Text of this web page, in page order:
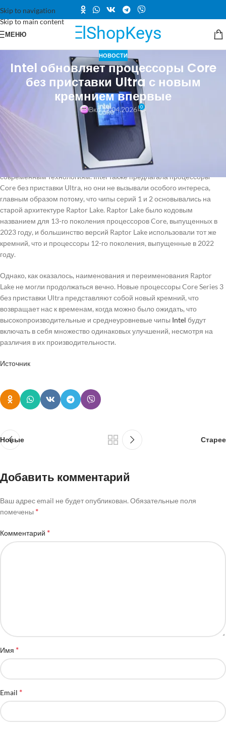
Skip to navigation
Skip to main content
МЕНЮ
НОВОСТИ
Intel обновляет процессоры Core
без приставки Ultra с новым
кремнием впервые
Вкл 17.04.2026 0
Процессоры Core Ultra для ноутбуков от Intel стали флагманами
компании после того, как несколько лет назад была прекращена
старая схема наименования поколений и маркировка i3/i5/i7/i9.
Процессоры серий Core Ultra Series 1, Series 2 и Series 3 обладают
новыми архитектурами CPU и GPU, а также производятся по более
современным технологиям. Intel также предлагала процессоры
Core без приставки Ultra, но они не вызывали особого интереса,
главным образом потому, что чипы серий 1 и 2 основывались на
старой архитектуре Raptor Lake. Raptor Lake было кодовым
названием для 13-го поколения процессоров Core, выпущенных в
2023 году, и большинство версий Raptor Lake использовали тот же
кремний, что и процессоры 12-го поколения, выпущенные в 2022
году.
Однако, как оказалось, наименования и переименования Raptor
Lake не могли продолжаться вечно. Новые процессоры Core Series 3
без приставки Ultra представляют собой новый кремний, что
возвращает нас к временам, когда можно было ожидать, что
высокопроизводительные и среднеуровневые чипы Intel будут
включать в себя множество одинаковых улучшений, несмотря на
различия в их производительности.
Источник
Новые Старее
Добавить комментарий
Ваш адрес email не будет опубликован. Обязательные поля
помечены *
Комментарий *
Имя *
Email *